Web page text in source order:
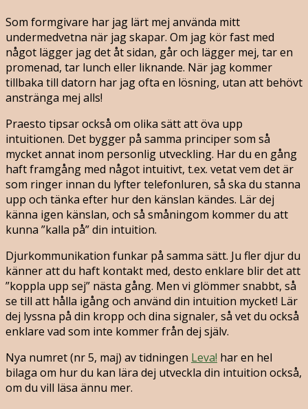
Som formgivare har jag lärt mej använda mitt
undermedvetna när jag skapar. Om jag kör fast med
något lägger jag det åt sidan, går och lägger mej, tar en
promenad, tar lunch eller liknande. När jag kommer
tillbaka till datorn har jag ofta en lösning, utan att behövt
anstränga mej alls!
Praesto tipsar också om olika sätt att öva upp
intuitionen. Det bygger på samma principer som så
mycket annat inom personlig utveckling. Har du en gång
haft framgång med något intuitivt, t.ex. vetat vem det är
som ringer innan du lyfter telefonluren, så ska du stanna
upp och tänka efter hur den känslan kändes. Lär dej
känna igen känslan, och så småningom kommer du att
kunna ”kalla på” din intuition.
Djurkommunikation funkar på samma sätt. Ju fler djur du
känner att du haft kontakt med, desto enklare blir det att
”koppla upp sej” nästa gång. Men vi glömmer snabbt, så
se till att hålla igång och använd din intuition mycket! Lär
dej lyssna på din kropp och dina signaler, så vet du också
enklare vad som inte kommer från dej själv.
Nya numret (nr 5, maj) av tidningen Leva! har en hel
bilaga om hur du kan lära dej utveckla din intuition också,
om du vill läsa ännu mer.